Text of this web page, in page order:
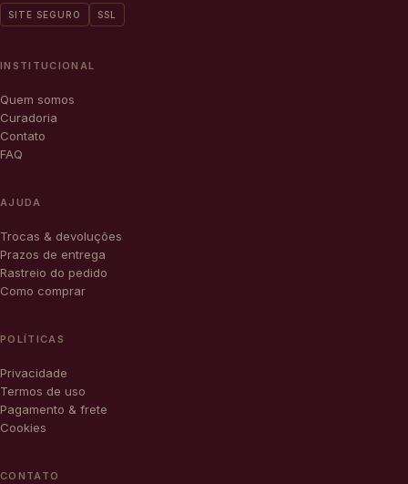
SITE SEGURO SSL
INSTITUCIONAL
Quem somos
Curadoria
Contato
FAQ
AJUDA
Trocas & devoluções
Prazos de entrega
Rastreio do pedido
Como comprar
POLÍTICAS
Privacidade
Termos de uso
Pagamento & frete
Cookies
CONTATO